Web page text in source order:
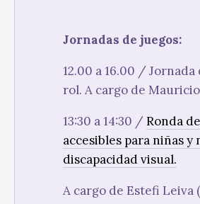
Jornadas de juegos:
12.00 a 16.00 / Jornada
rol. A cargo de
13:30 a 14:30 /Ronda
accesibles para niñas y
discapacidad visual.
A cargo de Estefi Leiva